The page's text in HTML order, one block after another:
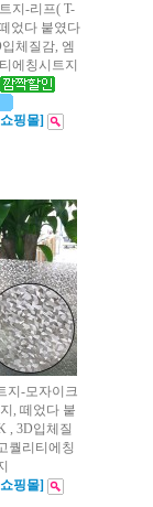
지-리프( T-
었다 붙였다
체질감, 엠
에칭시트지
핑몰]
지-모자이크
, 떼었다 붙
, 3D입체질
퀄리티에칭
핑몰]